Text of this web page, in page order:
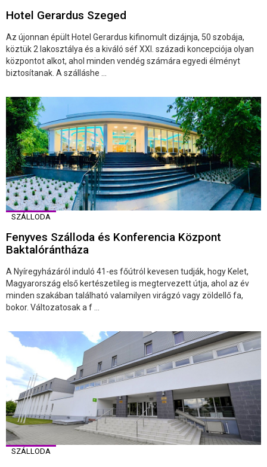
Hotel Gerardus Szeged
Az újonnan épült Hotel Gerardus kifinomult dizájnja, 50 szobája,
köztük 2 lakosztálya és a kiváló séf XXI. századi koncepciója olyan
központot alkot, ahol minden vendég számára egyedi élményt
biztosítanak. A szálláshe ...
SZÁLLODA
Fenyves Szálloda és Konferencia Központ
Baktalórántháza
A Nyíregyházáról induló 41-es főútról kevesen tudják, hogy Kelet,
Magyarország első kertészetileg is megtervezett útja, ahol az év
minden szakában található valamilyen virágzó vagy zöldellő fa,
bokor. Változatosak a f ...
SZÁLLODA